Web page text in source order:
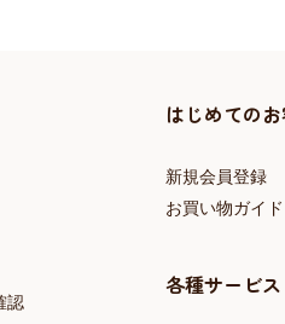
認
はじめての
新規会員登録
お買い物ガイド
各種サービス